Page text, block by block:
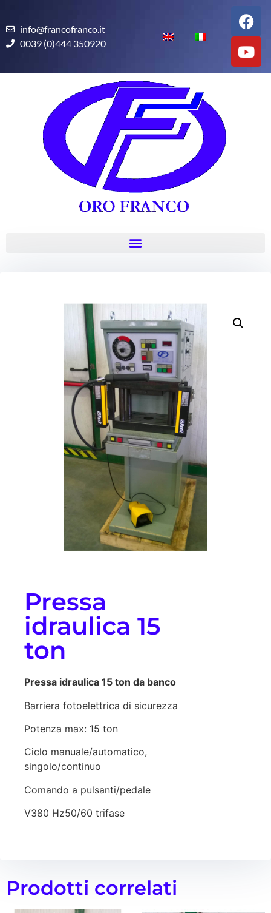
info@francofranco.it
0039 (0)444 350920
Pressa
idraulica 15
ton
Pressa idraulica 15 ton da banco
Barriera fotoelettrica di sicurezza
Potenza max: 15 ton
Ciclo manuale/automatico,
singolo/continuo
Comando a pulsanti/pedale
V380 Hz50/60 trifase
Prodotti correlati